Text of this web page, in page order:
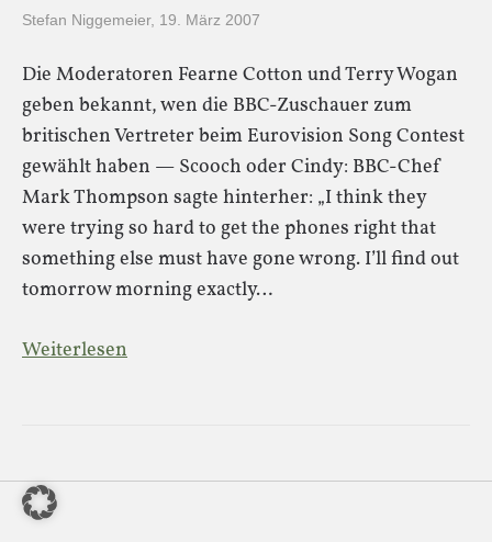
Stefan Niggemeier, 19. März 2007
Die Moderatoren Fearne Cotton und Terry Wogan
geben bekannt, wen die BBC-Zuschauer zum
britischen Vertreter beim Eurovision Song Contest
gewählt haben — Scooch oder Cindy: BBC-Chef
Mark Thompson sagte hinterher: „I think they
were trying so hard to get the phones right that
something else must have gone wrong. I’ll find out
tomorrow morning exactly…
Weiterlesen